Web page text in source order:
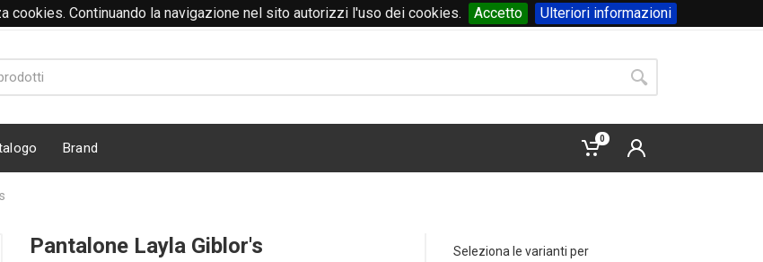
Continuando la navigazione nel sito autorizzi l'uso dei cookies. Accetto Ulteriori informazioni
Accedi oregistrati
Brand
0
Pantalone Layla Giblor's
Seleziona le varianti per